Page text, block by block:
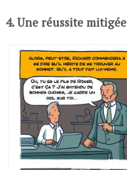
4. Une réussite mitigée